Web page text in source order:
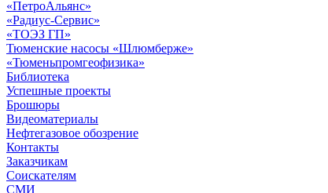
«ПетроАльянс»
«Радиус-Сервис»
«ТОЭЗ ГП»
Тюменские насосы «Шлюмберже»
«Тюменьпромгеофизика»
Библиотека
Успешные проекты
Брошюры
Видеоматериалы
Нефтегазовое обозрение
Контакты
Заказчикам
Соискателям
СМИ